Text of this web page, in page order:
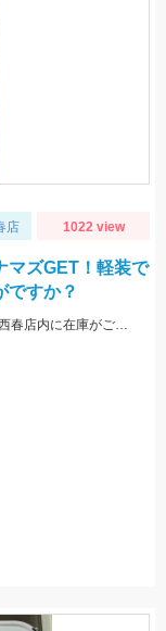
店 1022 view
ズGET！軽装で
ですか？
使用したルアーはスイングビート55！タックルオフ西春店内に在庫がございます！